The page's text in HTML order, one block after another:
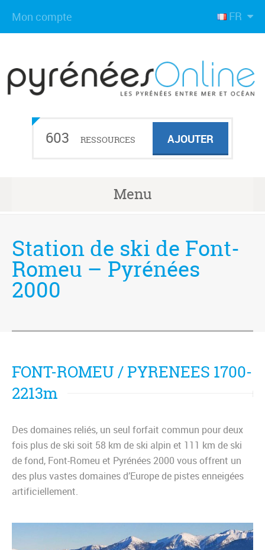
FR
Mon compte
603 RESSOURCES AJOUTER
Menu
Station de ski de Font-
Romeu – Pyrénées
2000
FONT-ROMEU / PYRENEES 1700-
2213m
Des domaines reliés, un seul forfait commun pour deux
fois plus de ski soit 58 km de ski alpin et 111 km de ski
de fond, Font-Romeu et Pyrénées 2000 vous offrent un
des plus vastes domaines d’Europe de pistes enneigées
artificiellement.